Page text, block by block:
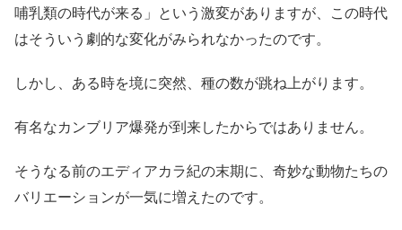
哺乳類の時代が来る」という激変がありますが、この時代
はそういう劇的な変化がみられなかったのです。
しかし、ある時を境に突然、種の数が跳ね上がります。
有名なカンブリア爆発が到来したからではありません。
そうなる前のエディアカラ紀の末期に、奇妙な動物たちの
バリエーションが一気に増えたのです。